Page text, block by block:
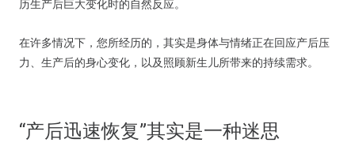
历生产后巨大变化时的自然反应。
在许多情况下，您所经历的，其实是身体与情绪正在回应产后压
力、生产后的身心变化，以及照顾新生儿所带来的持续需求。
“产后迅速恢复”其实是一种迷思